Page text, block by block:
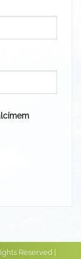
Reserved |